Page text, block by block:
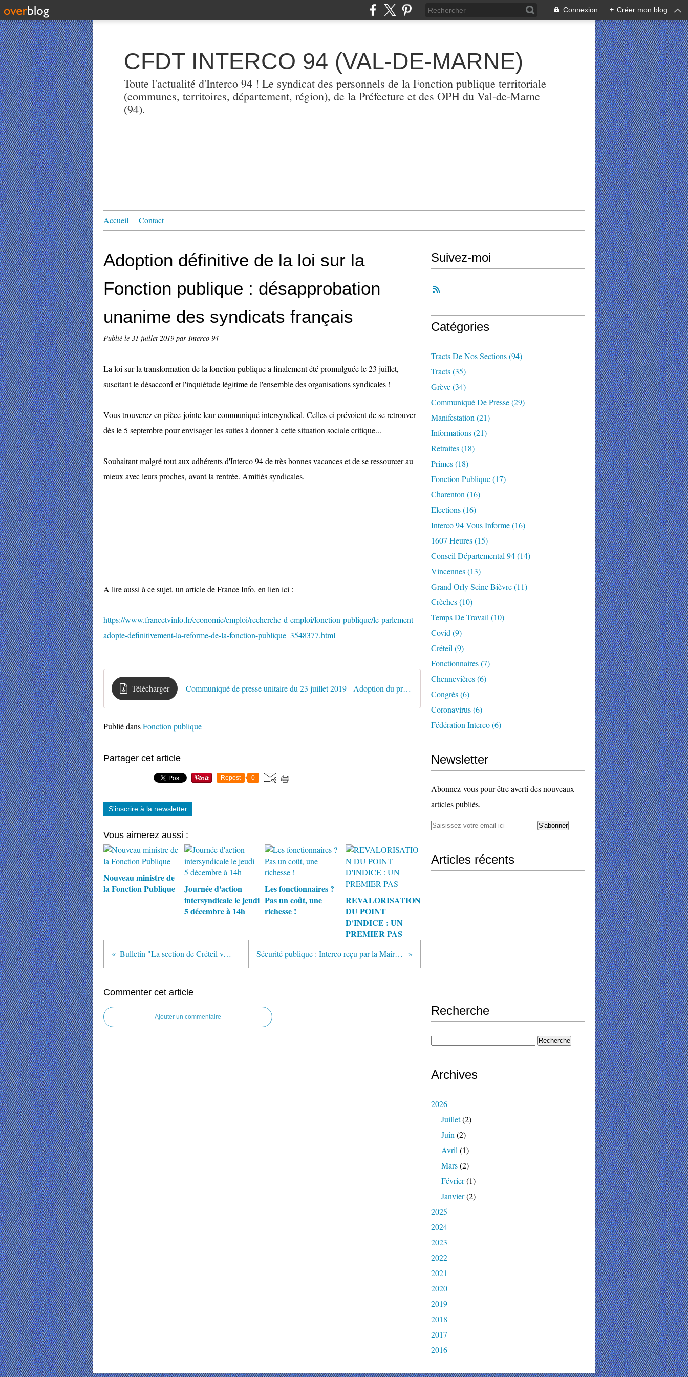
Connexion + Créer mon blog
CFDT INTERCO 94 (VAL-DE-MARNE)
Toute l'actualité d'Interco 94 ! Le syndicat des personnels de la Fonction publique territoriale
(communes, territoires, département, région), de la Préfecture et des OPH du Val-de-Marne
(94).
Accueil Contact
Adoption définitive de la loi sur la
Fonction publique : désapprobation
unanime des syndicats français
Publié le 31 juillet 2019 par Interco 94
La loi sur la transformation de la fonction publique a finalement été promulguée le 23 juillet,
suscitant le désaccord et l'inquiétude légitime de l'ensemble des organisations syndicales !
Vous trouverez en pièce-jointe leur communiqué intersyndical. Celles-ci prévoient de se retrouver
dès le 5 septembre pour envisager les suites à donner à cette situation sociale critique...
Souhaitant malgré tout aux adhérents d'Interco 94 de très bonnes vacances et de se ressourcer au
mieux avec leurs proches, avant la rentrée. Amitiés syndicales.
A lire aussi à ce sujet, un article de France Info, en lien ici :
https://www.francetvinfo.fr/economie/emploi/recherche-d-emploi/fonction-publique/le-parlement-
adopte-definitivement-la-reforme-de-la-fonction-publique_3548377.html
Télécharger Communiqué de presse unitaire du 23 juillet 2019 - Adoption du projet de loi Fonction publique
Publié dansFonction publique
Partager cet article
Repost 0
S'inscrire à la newsletter
Vous aimerez aussi :
Nouveau ministre de
la Fonction Publique
Journée d'action
intersyndicale le jeudi
5 décembre à 14h
Les fonctionnaires ?
Pas un coût, une
richesse !
REVALORISATION
DU POINT
D'INDICE : UN
PREMIER PAS
Bulletin "La section de Créteil vous informe" Été 2019 Sécurité publique : Interco reçu par la Maire de Vincennes - 26/09/2019
Commenter cet article
Ajouter un commentaire
Suivez-moi
Catégories
Tracts De Nos Sections(94)
Tracts(35)
Grève(34)
Communiqué De Presse(29)
Manifestation (21)
Informations(21)
Retraites(18)
Primes(18)
Fonction Publique(17)
Charenton (16)
Elections(16)
Interco 94 Vous Informe(16)
1607 Heures(15)
Conseil Départemental 94(14)
Vincennes(13)
Grand Orly Seine Bièvre(11)
Crèches(10)
Temps De Travail (10)
Covid (9)
Créteil (9)
Fonctionnaires(7)
Chennevières(6)
Congrès(6)
Coronavirus(6)
Fédération Interco(6)
Newsletter
Abonnez-vous pour être averti des nouveaux
articles publiés.
Articles récents
Recherche
Archives
2026
Juillet(2)
Juin (2)
Avril (1)
Mars(2)
Février(1)
Janvier(2)
2025
2024
2023
2022
2021
2020
2019
2018
2017
2016